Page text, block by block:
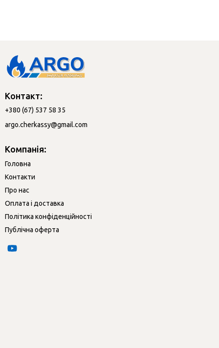
Контакт:
+380 (67) 537 58 35
argo.cherkassy@gmail.com
Компанія:
Головна
Контакти
Про нас
Оплата і доставка
Політика конфіденційності
Публічна оферта